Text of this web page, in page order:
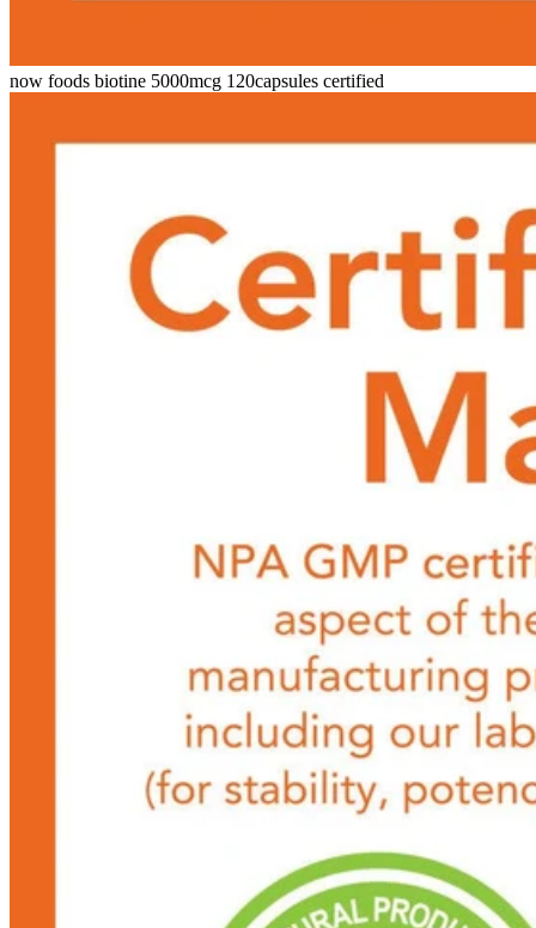
now foods biotine 5000mcg 120capsules certified